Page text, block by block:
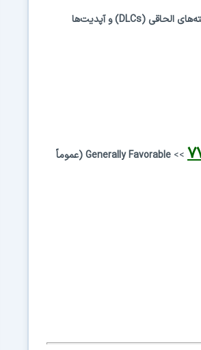
الحاقی(DLCs)وآپدیت‌ها
>>
Generally Favorable(عموماً